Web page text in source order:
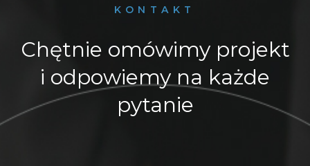
KONTAKT
Chętnie omówimy projekt
i odpowiemy na każde
pytanie